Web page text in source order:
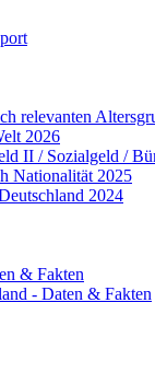
relevanten
2026
II / Sozialgeld /
Nationalität 2025
2024
& Fakten
- Daten & Fakten